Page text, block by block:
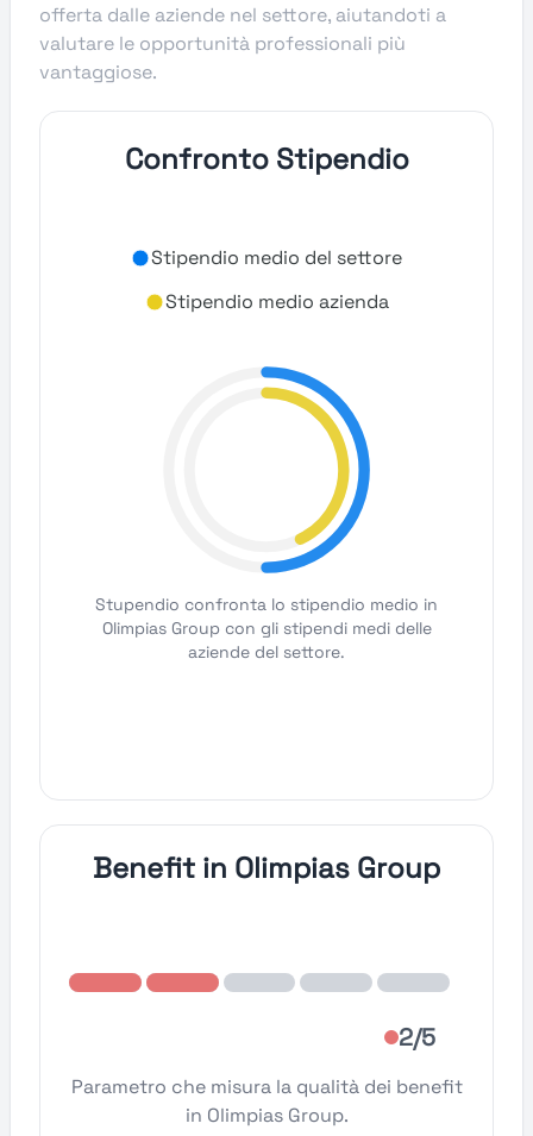
offerta dalle aziende nel settore, aiutandoti a
valutare le opportunità professionali più
vantaggiose.
Confronto Stipendio
Stipendio medio del settore
Stipendio medio azienda
Stupendio confronta lo stipendio medio in
Olimpias Group con gli stipendi medi delle
aziende del settore.
Benefit in Olimpias Group
2/5
Parametro che misura la qualità dei benefit
in Olimpias Group.